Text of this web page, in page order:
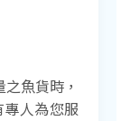
魚貨時，
專人為您服